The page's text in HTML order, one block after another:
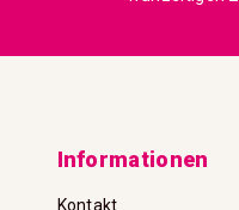
Informationen
Kontakt